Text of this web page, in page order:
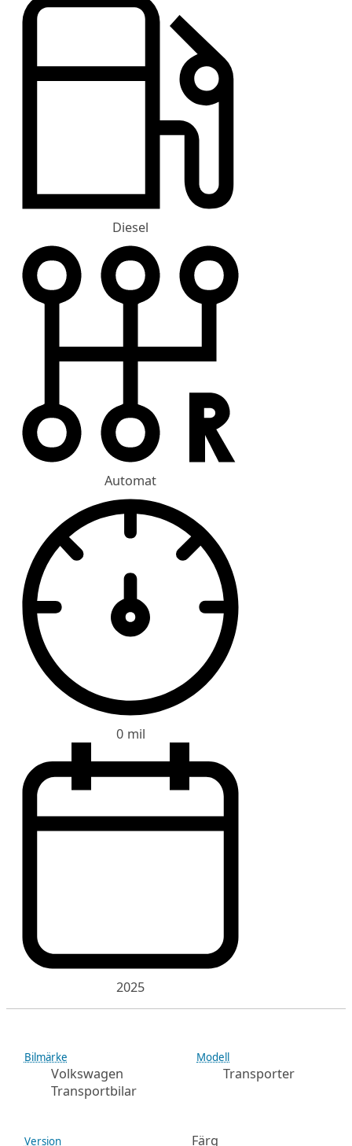
Diesel
Automat
0 mil
2025
Bilmärke
Volkswagen
Transportbilar
Modell
Transporter
Version Färg